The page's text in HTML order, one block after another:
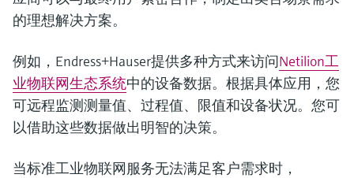
的理想解决方案。
例如，Endress+Hauser提供多种方式来访问Netilion工
业物联网生态系统中的设备数据。根据具体应用，您
可远程监测测量值、过程值、限值和设备状况。您可
以借助这些数据做出明智的决策。
当标准工业物联网服务无法满足客户需求时，